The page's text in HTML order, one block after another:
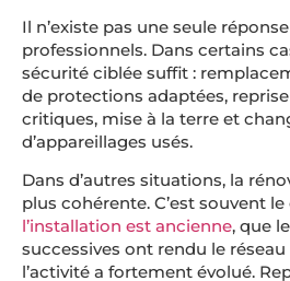
Il n’existe pas une seule
professionnels. Dans certains
sécurité ciblée suffit :
de protections adaptées,
critiques, mise à la terre et
d’appareillages usés.
Dans d’autres situations, la
plus cohérente. C’est souvent
l’installation est ancienne, que
successives ont rendu le
l’activité a fortement évolué.